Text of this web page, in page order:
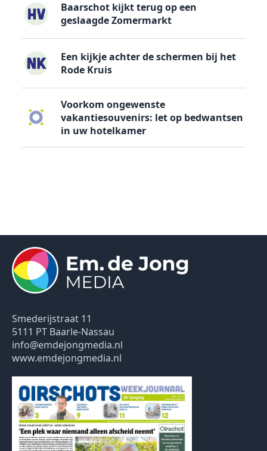
Baarschot kijkt terug op een
geslaagde Zomermarkt
Een kijkje achter de schermen bij het
Rode Kruis
Voorkom ongewenste
vakantiesouvenirs: let op bedwantsen
in uw hotelkamer
Smederijstraat 11
5111 PT Baarle-Nassau
info@emdejongmedia.nl
www.emdejongmedia.nl